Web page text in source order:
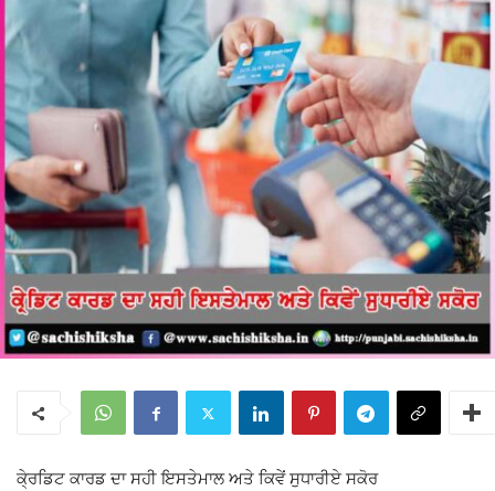
ਕੇ੍ਰਡਿਟ ਕਾਰਡ ਦਾ ਸਹੀ ਇਸਤੇਮਾਲ ਅਤੇ ਕਿਵੇਂ ਸੁਧਾਰੀਏ ਸਕੋਰ